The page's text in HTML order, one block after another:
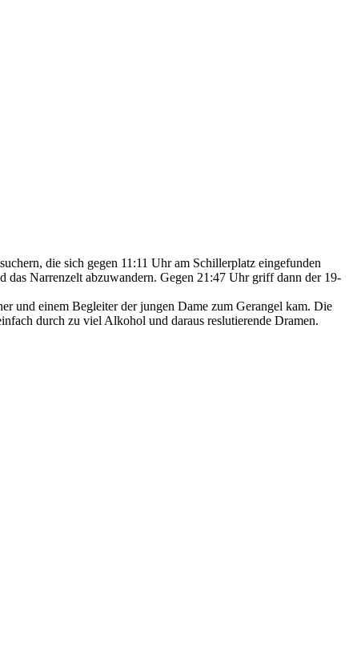
die sich gegen 11:11 Uhr am Schillerplatz eingefunden
das Narrenzelt abzuwandern. Gegen 21:47 Uhr griff dann der 19-
und einem Begleiter der jungen Dame zum Gerangel kam. Die
durch zu viel Alkohol und daraus reslutierende Dramen.